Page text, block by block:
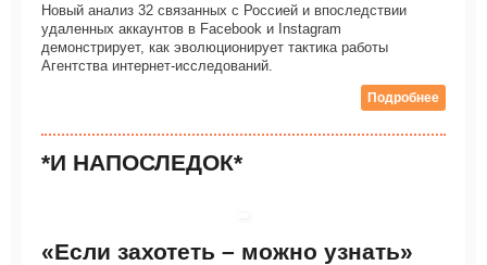
Новый анализ 32 связанных с Россией и впоследствии
удаленных аккаунтов в Facebook и Instagram
демонстрирует, как эволюционирует тактика работы
Агентства интернет-исследований.
Подробнее
*И НАПОСЛЕДОК*
«Eсли захотеть – можно узнать»